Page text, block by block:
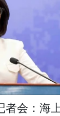
者会：海